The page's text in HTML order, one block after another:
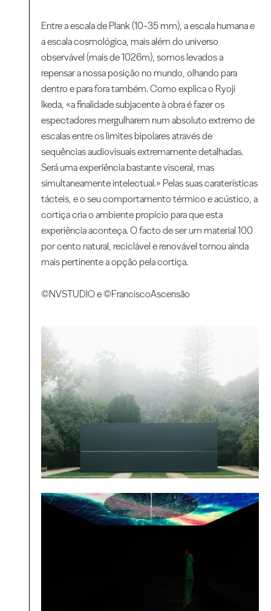
Entre a escala de Plank (10-35 mm), a escala humana e
a escala cosmológica, mais além do universo
observável (mais de 1026m), somos levados a
repensar a nossa posição no mundo, olhando para
dentro e para fora também. Como explica o Ryoji
Ikeda, «a finalidade subjacente à obra é fazer os
espectadores mergulharem num absoluto extremo de
escalas entre os limites bipolares através de
sequências audiovisuais extremamente detalhadas.
Será uma experiência bastante visceral, mas
simultaneamente intelectual.» Pelas suas caraterísticas
tácteis, e o seu comportamento térmico e acústico, a
cortiça cria o ambiente propício para que esta
experiência aconteça. O facto de ser um material 100
por cento natural, reciclável e renovável tornou ainda
mais pertinente a opção pela cortiça.
©NVSTUDIO e ©FranciscoAscensão